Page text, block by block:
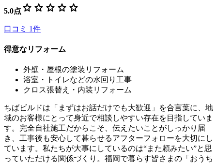
5.0点 star star star star star
口コミ 1件
得意なリフォーム
外壁・屋根の塗装リフォーム
浴室・トイレなどの水回り工事
クロス張替え・内装リフォーム
ちばビルドは「まずはお話だけでも大歓迎」を合言葉に、地
域のお客様にとって身近で相談しやすい存在を目指していま
す。完全自社施工だからこそ、伝えたいことがしっかり届
き、工事後も安心して暮らせるアフターフォローを大切にし
ています。私たちが大事にしているのは“また頼みたい”と思
っていただける関係づくり。福岡で暮らす皆さまの「おうち